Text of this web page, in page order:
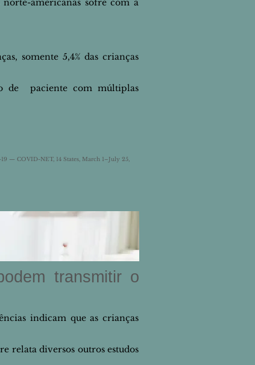
norte-americanas sofre com a
somente 5,4% das crianças
de paciente com múltiplas
— COVID-NET, 14 States, March 1–July 25,
transmitir o
indicam que as crianças
relata diversos outros estudos